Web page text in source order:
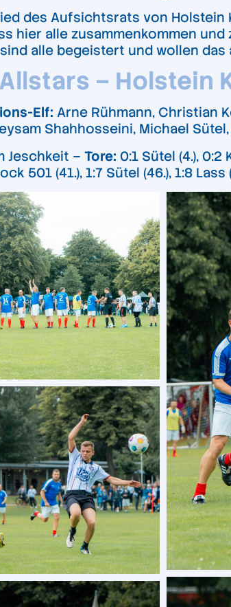
des Aufsichtsrats von
hier alle zusammenkommen und
alle begeistert und wollen
– Holstein
Elf: Arne Rühmann, Christian
Shahhosseini, Michael
Jeschkeit – Tore: 0:1 Sütel (4.), 0:2
501 (41.), 1:7 Sütel (46.), 1:8 Lass